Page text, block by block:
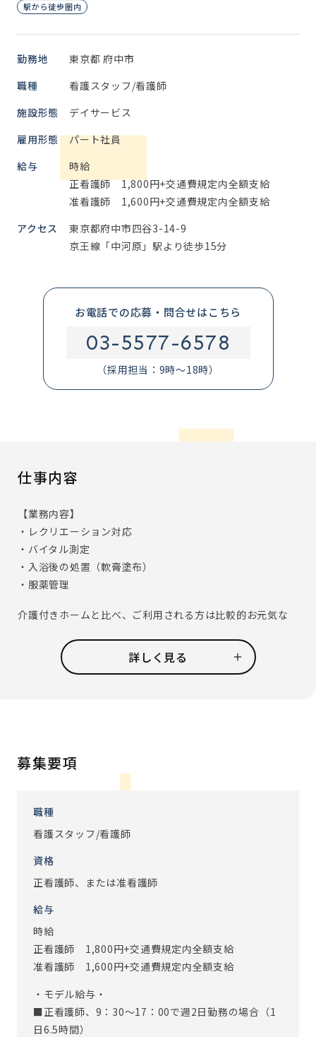
駅から徒歩圏内
勤務地
東京都 府中市
職種
看護スタッフ/看護師
施設形態
デイサービス
雇用形態
パート社員
給与
時給
正看護師 1,800円+交通費規定内全額支給
准看護師 1,600円+交通費規定内全額支給
アクセス
東京都府中市四谷3-14-9
京王線「中河原」駅より徒歩15分
お電話での応募・問合せはこちら
03-5577-6578
（採用担当：9時～18時）
仕事内容
【業務内容】
・レクリエーション対応
・バイタル測定
・入浴後の処置（軟膏塗布）
・服薬管理
介護付きホームと比べ、ご利用される方は比較的お元気な
介護スタッフと共に、レクリエーションの対応を中心に行
っていただきますので、
・日勤のみ
・施設未経験、ブランクのある方も大歓迎
【こんなスタッフが活躍中】
短時間勤務のため、お仕事復帰として選ばれやすく、家庭
と両立しながら働くスタッフが活躍しています。
まずはお気軽にご連絡ください！
※従事すべき業務の変更：あり（変更範囲：会社の定める業
務）
詳しく見る
募集要項
職種
看護スタッフ/看護師
資格
正看護師、または准看護師
給与
時給
正看護師 1,800円+交通費規定内全額支給
准看護師 1,600円+交通費規定内全額支給
・モデル給与・
■正看護師、9：30～17：00で週2日勤務の場合（1
日6.5時間）